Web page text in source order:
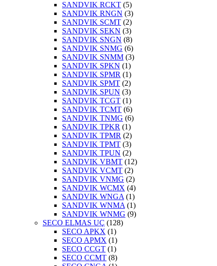
SANDVIK RCKT (5)
SANDVIK RNGN (3)
SANDVIK SCMT (2)
SANDVIK SEKN (3)
SANDVIK SNGN (8)
SANDVIK SNMG (6)
SANDVIK SNMM (3)
SANDVIK SPKN (1)
SANDVIK SPMR (1)
SANDVIK SPMT (2)
SANDVIK SPUN (3)
SANDVIK TCGT (1)
SANDVIK TCMT (6)
SANDVIK TNMG (6)
SANDVIK TPKR (1)
SANDVIK TPMR (2)
SANDVIK TPMT (3)
SANDVIK TPUN (2)
SANDVIK VBMT (12)
SANDVIK VCMT (2)
SANDVIK VNMG (2)
SANDVIK WCMX (4)
SANDVIK WNGA (1)
SANDVIK WNMA (1)
SANDVIK WNMG (9)
SECO ELMAS UÇ (128)
SECO APKX (1)
SECO APMX (1)
SECO CCGT (1)
SECO CCMT (8)